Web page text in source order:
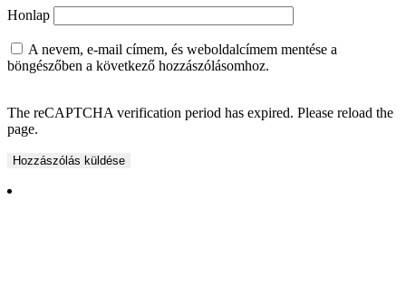
Honlap
A nevem, e-mail címem, és weboldalcímem mentése a
böngészőben a következő hozzászólásomhoz.
The reCAPTCHA verification period has expired. Please reload the
page.